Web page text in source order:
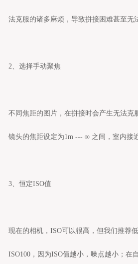
法克服的诸多麻烦，导致拼接困难甚至无
2、选择手动聚焦
不同焦距的图片，在拼接时会产生无法克
镜头的焦距设定为1m --- ∞ 之间，室内接
3、恒定ISO值
现在的相机，ISO可以很高，但我们推荐
ISO100，因为ISO值越小，噪点越小；在